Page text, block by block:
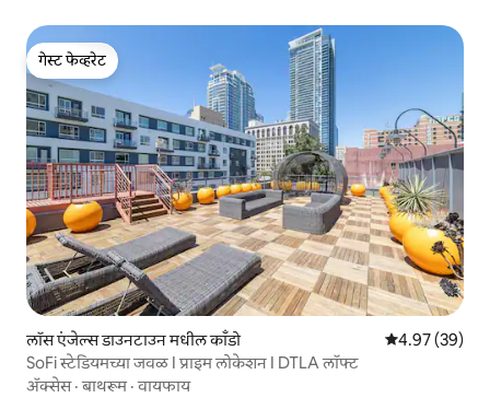
गेस्ट फेव्हरेट
गेस्ट फेव्हरेट
लॉस एंजेल्स डाउनटाउन मधील काँडो 5 पैकी 4.97
4.97 (39)
SoFi स्टेडियमच्या जवळ I प्राइम लोकेशन I DTLA लॉफ्ट
ॲक्सेस·बाथरूम·वायफाय